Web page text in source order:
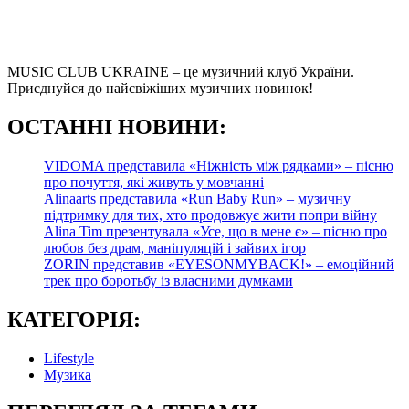
MUSIC CLUB UKRAINE – це музичний клуб України.
Приєднуйся до найсвіжіших музичних новинок!
ОСТАННІ НОВИНИ:
VIDOMA представила «Ніжність між рядками» – пісню
про почуття, які живуть у мовчанні
Alinaarts представила «Run Baby Run» – музичну
підтримку для тих, хто продовжує жити попри війну
Alina Tim презентувала «Усе, що в мене є» – пісню про
любов без драм, маніпуляцій і зайвих ігор
ZORIN представив «EYESONMYBACK!» – емоційний
трек про боротьбу із власними думками
КАТЕГОРІЯ:
Lifestyle
Музика